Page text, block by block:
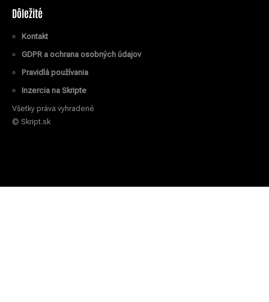
Dôležité
Kontakt
GDPR a ochrana osobných údajov
Pravidlá používania
Inzercia na Skripte
Všetky práva vyhradené
© Skript.sk